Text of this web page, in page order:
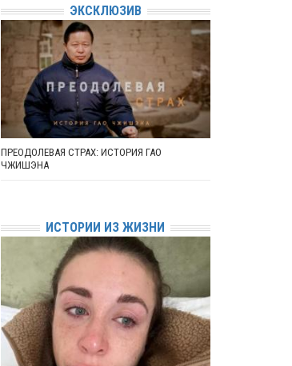
ЭКСКЛЮЗИВ
ПРЕОДОЛЕВАЯ СТРАХ: ИСТОРИЯ ГАО
ЧЖИШЭНА
ИСТОРИИ ИЗ ЖИЗНИ